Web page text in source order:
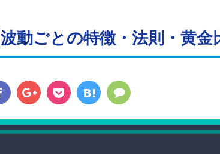
動ごとの特徴・法則・黄金